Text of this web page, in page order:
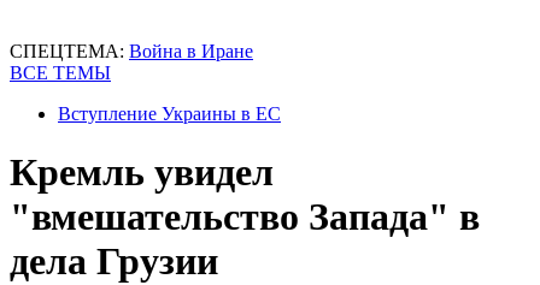
СПЕЦТЕМА: Война в Иране
ВСЕ ТЕМЫ
Вступление Украины в ЕС
Кремль увидел
"вмешательство Запада" в
дела Грузии